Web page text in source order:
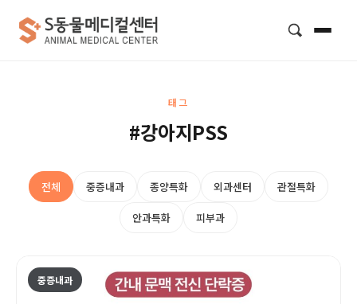
태그
#강아지PSS
전체 중증내과 종양특화 외과센터 관절특화
안과특화 피부과
중증내과